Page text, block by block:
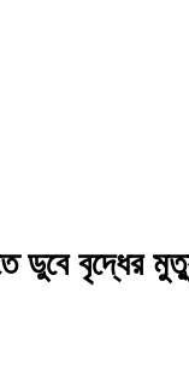
ডুবে বৃদ্ধের